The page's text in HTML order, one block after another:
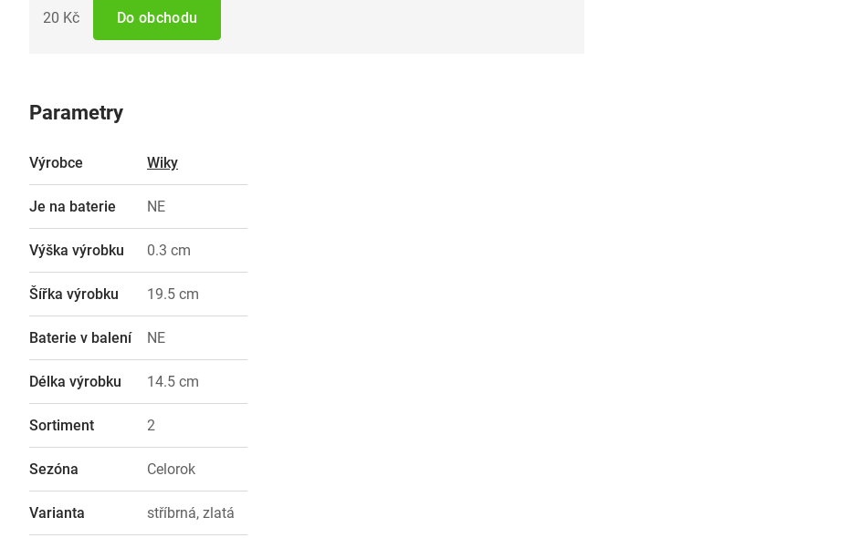
20 Kč Do obchodu
Parametry
Výrobce Wiky
Je na baterie NE
Výška výrobku 0.3 cm
Šířka výrobku 19.5 cm
Baterie v balení NE
Délka výrobku 14.5 cm
Sortiment 2
Sezóna Celorok
Varianta stříbrná, zlatá